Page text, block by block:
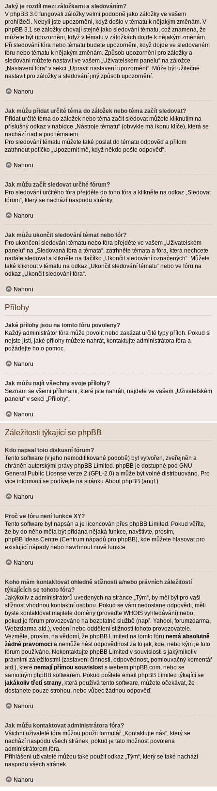
Jaký je rozdíl mezi záložkami a sledováním?
V phpBB 3.0 fungovali záložky velmi podobně jako záložky ve vašem
prohlížeči. Nebyli jste upozorněni, když došlo v tématu k nějakým změnám. V
phpBB 3.1 se záložky chovají stejně jako sledování tématu, což znamená, že
můžete být upozorněni, když v tématu v záložkách dojde k nějakým změnám.
Při sledování fóra nebo tématu budete upozorněni, když dojde ve sledovaném
fóru nebo tématu k nějakým změnám. Způsob upozornění pro záložky a
sledování můžete nastavit ve vašem „Uživatelském panelu“ na záložce
„Nastavení fóra“ v sekci „Upravit nastavení upozornění“. Může být užitečné
nastavit pro záložky a sledování jiný způsob upozornění.
Nahoru
Jak můžu přidat určité téma do záložek nebo téma začít sledovat?
Přidat určité téma do záložek nebo téma začít sledovat můžete kliknutím na
příslušný odkaz v nabídce „Nástroje tématu“ (obvykle má ikonu klíče), která se
nachází nad a pod tématem.
Pro sledování tématu můžete také poslat do tématu odpověď a přitom
zatrhnout políčko „Upozornit mě, když někdo pošle odpověď“.
Nahoru
Jak můžu začít sledovat určité fórum?
Pro sledování určitého fóra přejděte do toho fóra a klikněte na odkaz „Sledovat
fórum“, který se nachází naspodu stránky.
Nahoru
Jak můžu ukončit sledování témat nebo fór?
Pro ukončení sledování tématu nebo fóra přejděte ve vašem „Uživatelském
panelu“ na „Sledovaná fóra a témata“, zatrhněte témata a fóra, která nechcete
nadále sledovat a klikněte na tlačítko „Ukončit sledování označených“. Můžete
také kliknout v tématu na odkaz „Ukončit sledování tématu“ nebo ve fóru na
odkaz „Ukončit sledování fóra“.
Nahoru
Přílohy
Jaké přílohy jsou na tomto fóru povoleny?
Každý administrátor fóra může povolit nebo zakázat určité typy příloh. Pokud si
nejste jisti, jaké přílohy můžete nahrát, kontaktujte administrátora fóra a
požádejte ho o pomoc.
Nahoru
Jak můžu najít všechny svoje přílohy?
Seznam se všemi přílohami, které jste nahráli, najdete ve vašem „Uživatelském
panelu“ v sekci „Přílohy“.
Nahoru
Záležitosti týkající se phpBB
Kdo napsal toto diskusní fórum?
Tento software (v jeho nemodifikované podobě) byl vytvořen, zveřejněn a
chráněn autorskými právy phpBB Limited . phpBB je dostupné pod GNU
General Public License verze 2 (GPL-2.0) a může být volně distribuováno. Pro
více informací se podívejte na stránku About phpBB (angl.).
Nahoru
Proč ve fóru není funkce XY?
Tento software byl napsán a je licencován přes phpBB Limited. Pokud věříte,
že by do něho měla být přidána nějaká funkce, navštivte, prosím,
phpBB Ideas Centre (Centrum nápadů pro phpBB), kde můžete hlasovat pro
existující nápady nebo navrhnout nové funkce.
Nahoru
Koho mám kontaktovat ohledně stížnosti a/nebo právních záležitostí
týkajících se tohoto fóra?
Jakýkoliv z administrátorů uvedených na stránce „Tým“, by měl být pro vaši
stížnost vhodnou kontaktní osobou. Pokud se vám nedostane odpovědi, měli
byste kontaktovat majitele domény (proveďte WHOIS vyhledávání) nebo,
pokud je fórum provozováno na bezplatné službě (např. Yahoo!, forumzdarma,
Webzdarma atd.), vedení nebo oddělení stížností tohoto provozovatele.
Vezměte, prosím, na vědomí, že phpBB Limited na tomto fóru nemá absolutně
žádné pravomoci a nemůže nést odpovědnost za to jak, kde, nebo kým je toto
fórum používáno. Nekontaktujte phpBB Limited v souvislosti s jakýmikoliv
právními záležitostmi (zastavení činnosti, odpovědnost, pomlouvačný komentář
atd.), které nemají přímou souvislost s webem phpBB.com, nebo se
samotným phpBB softwarem. Pokud pošlete email phpBB Limited týkající se
jakákoliv třetí strany, která používá tento software, můžete očekávat, že
dostanete pouze strohou, nebo vůbec žádnou odpověď.
Nahoru
Jak můžu kontaktovat administrátora fóra?
Všichni uživatelé fóra můžou použít formulář „Kontaktujte nás“, který se
nachází naspodu všech stránek, pokud je tato možnost povolena
administrátorem fóra.
Přihlášení uživatelé můžou také použít odkaz „Tým“, který se také nachází
naspodu všech stránek.
Nahoru